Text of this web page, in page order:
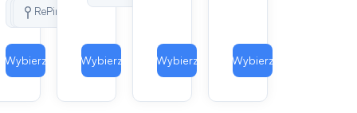
Obserwujących
Likes
RePin
Wybierz Wybierz Wybierz Wybierz